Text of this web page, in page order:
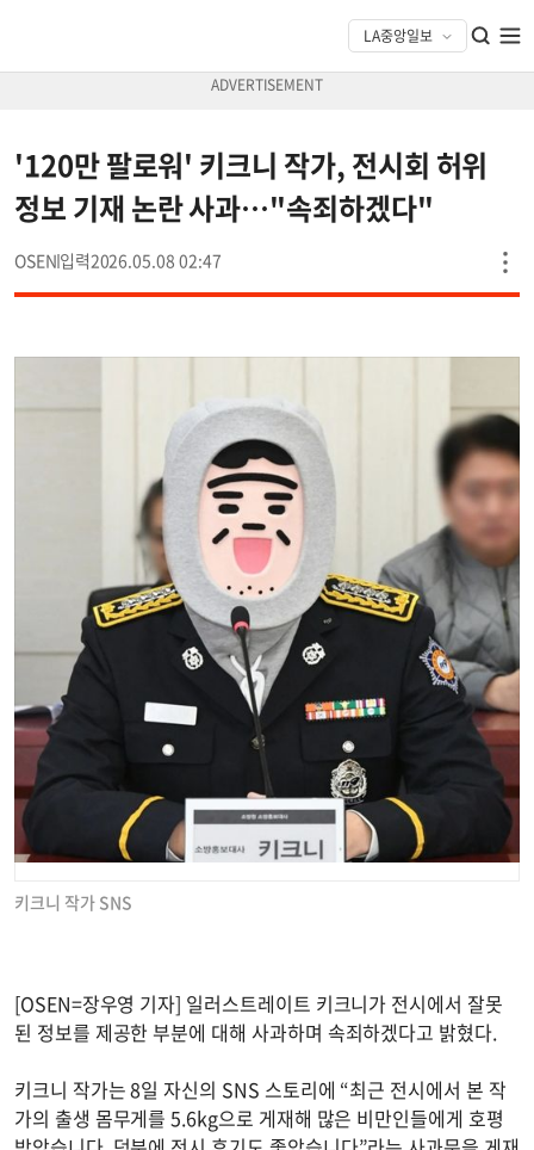
'120만 팔로워' 키크니 작가, 전시회 허위
정보 기재 논란 사과…"속죄하겠다"
OSEN 2026.05.08 02:47
키크니 작가 SNS
[OSEN=장우영 기자] 일러스트레이트 키크니가 전시에서 잘못
된 정보를 제공한 부분에 대해 사과하며 속죄하겠다고 밝혔다.
키크니 작가는 8일 자신의 SNS 스토리에 “최근 전시에서 본 작
가의 출생 몸무게를 5.6kg으로 게재해 많은 비만인들에게 호평